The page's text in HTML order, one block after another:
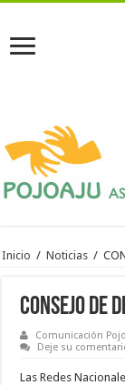
Inicio / Noticias /
CONSEJO DE
Comunicación
Deje su
Las Redes